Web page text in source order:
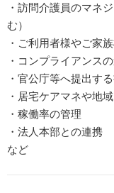
・訪問介護員のマネ
む）
・ご利用者様やご家
・コンプライアンス
・官公庁等へ提出す
・居宅ケアマネや地
・稼働率の管理
・法人本部との連携
など